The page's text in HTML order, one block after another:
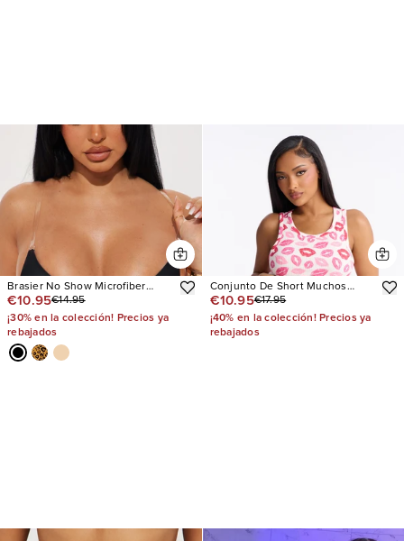
Brasier No Show Microfiber
Clear Strap
€10.95€14.95
¡30% en la colección! Precios ya
rebajados
Conjunto De Short Muchos
Besos Ribbed Tank PJ Boxer
€10.95€17.95
¡40% en la colección! Precios ya
rebajados